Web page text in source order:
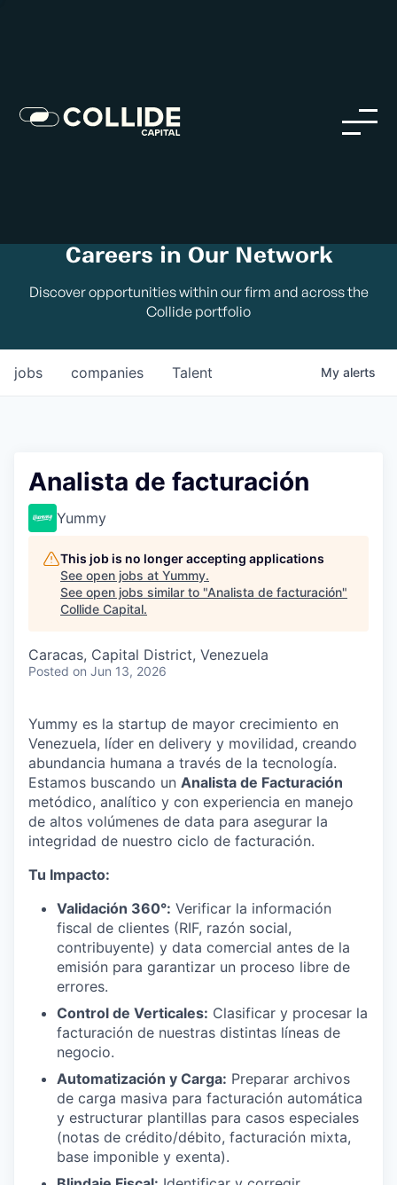
Careers in Our Network
Discover opportunities within our firm and across the
Collide portfolio
jobs companies Talent My alerts
Analista de facturación
Yummy
This job is no longer accepting applications
See open jobs at Yummy.
See open jobs similar to "Analista de facturación"
Collide Capital.
Caracas, Capital District, Venezuela
Posted on Jun 13, 2026
Yummy es la startup de mayor crecimiento en
Venezuela, líder en delivery y movilidad, creando
abundancia humana a través de la tecnología.
Estamos buscando un Analista de Facturación
metódico, analítico y con experiencia en manejo
de altos volúmenes de data para asegurar la
integridad de nuestro ciclo de facturación.
Tu Impacto:
Validación 360°: Verificar la información
fiscal de clientes (RIF, razón social,
contribuyente) y data comercial antes de la
emisión para garantizar un proceso libre de
errores.
Control de Verticales: Clasificar y procesar la
facturación de nuestras distintas líneas de
negocio.
Automatización y Carga: Preparar archivos
de carga masiva para facturación automática
y estructurar plantillas para casos especiales
(notas de crédito/débito, facturación mixta,
base imponible y exenta).